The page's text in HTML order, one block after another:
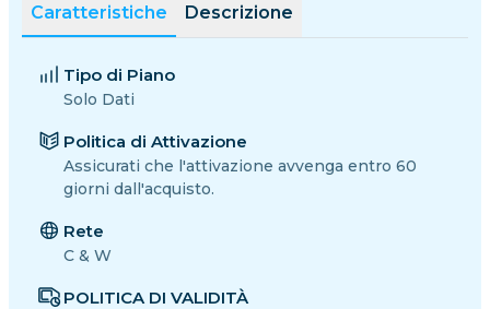
Caratteristiche Descrizione
Tipo di Piano
Solo Dati
Politica di Attivazione
Assicurati che l'attivazione avvenga entro 60
giorni dall'acquisto.
Rete
C & W
POLITICA DI VALIDITÀ